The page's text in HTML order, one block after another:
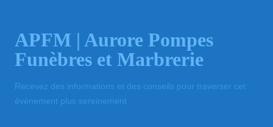
APFM | Aurore Pompes
Funèbres et Marbrerie
Recevez des informations et des conseils pour traverser cet
événement plus sereinement